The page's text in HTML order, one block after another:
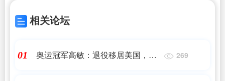
相关论坛
01
奥运冠军高敏：退役移居美国，后
269